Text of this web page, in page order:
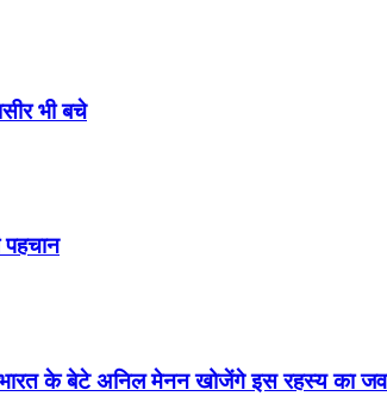
भी बचे
भारत के बेटे अनिल मेनन खोजेंगे इस रहस्य का